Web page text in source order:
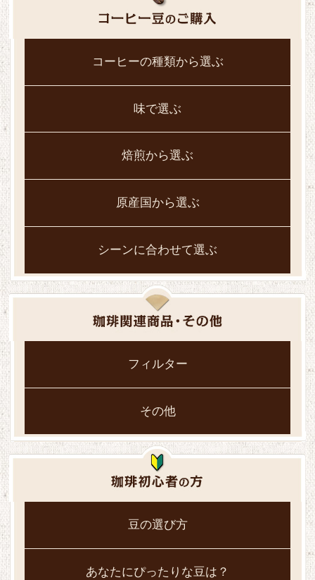
コーヒーの種類から選ぶ
味で選ぶ
焙煎から選ぶ
原産国から選ぶ
シーンに合わせて選ぶ
フィルター
その他
豆の選び方
あなたにぴったりな豆は？